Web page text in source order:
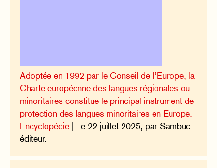
Adoptée en 1992 par le Conseil de l’Europe, la
Charte européenne des langues régionales ou
minoritaires constitue le principal instrument de
protection des langues minoritaires en Europe.
Encyclopédie | Le 22 juillet 2025, par Sambuc
éditeur.